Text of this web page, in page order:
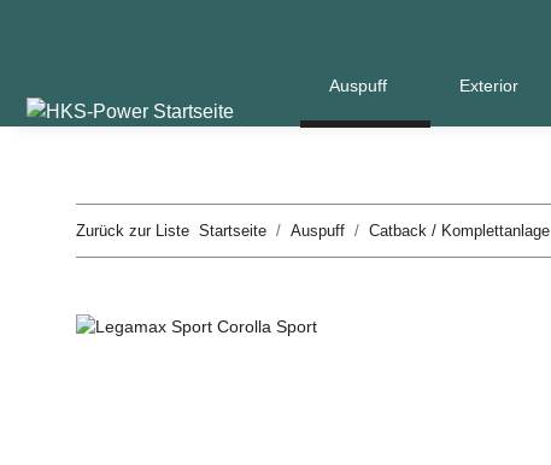
Auspuff Exterior
Zurück zur Liste Startseite Auspuff Catback / Komplettanlage